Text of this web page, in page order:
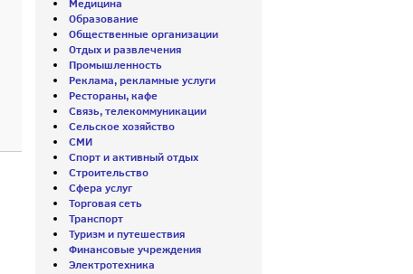
Медицина
Образование
Общественные организации
Отдых и развлечения
Промышленность
Реклама, рекламные услуги
Рестораны, кафе
Связь, телекоммуникации
Сельское хозяйство
СМИ
Спорт и активный отдых
Строительство
Сфера услуг
Торговая сеть
Транспорт
Туризм и путешествия
Финансовые учреждения
Электротехника